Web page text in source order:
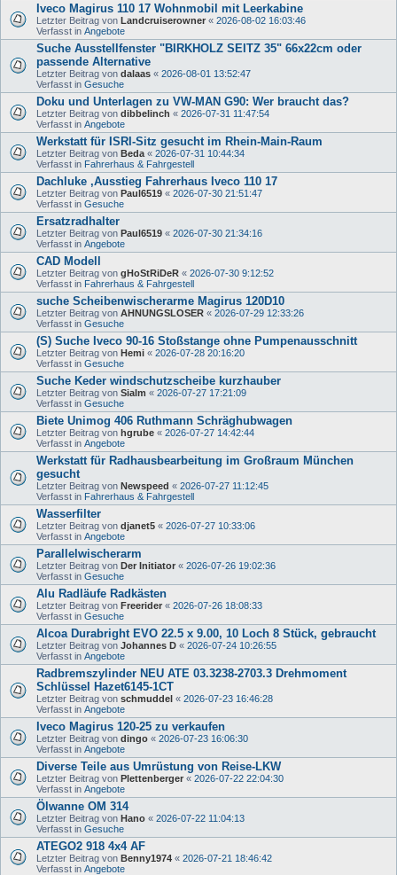
Iveco Magirus 110 17 Wohnmobil mit Leerkabine
Letzter Beitrag von Landcruiserowner « 2026-08-02 16:03:46
Verfasst in Angebote
Suche Ausstellfenster "BIRKHOLZ SEITZ 35" 66x22cm oder
passende Alternative
Letzter Beitrag von dalaas « 2026-08-01 13:52:47
Verfasst in Gesuche
Doku und Unterlagen zu VW-MAN G90: Wer braucht das?
Letzter Beitrag von dibbelinch « 2026-07-31 11:47:54
Verfasst in Angebote
Werkstatt für ISRI-Sitz gesucht im Rhein-Main-Raum
Letzter Beitrag von Beda « 2026-07-31 10:44:34
Verfasst in Fahrerhaus & Fahrgestell
Dachluke ,Ausstieg Fahrerhaus Iveco 110 17
Letzter Beitrag von Paul6519 « 2026-07-30 21:51:47
Verfasst in Gesuche
Ersatzradhalter
Letzter Beitrag von Paul6519 « 2026-07-30 21:34:16
Verfasst in Angebote
CAD Modell
Letzter Beitrag von gHoStRiDeR « 2026-07-30 9:12:52
Verfasst in Fahrerhaus & Fahrgestell
suche Scheibenwischerarme Magirus 120D10
Letzter Beitrag von AHNUNGSLOSER « 2026-07-29 12:33:26
Verfasst in Gesuche
(S) Suche Iveco 90-16 Stoßstange ohne Pumpenausschnitt
Letzter Beitrag von Hemi « 2026-07-28 20:16:20
Verfasst in Gesuche
Suche Keder windschutzscheibe kurzhauber
Letzter Beitrag von Sialm « 2026-07-27 17:21:09
Verfasst in Gesuche
Biete Unimog 406 Ruthmann Schräghubwagen
Letzter Beitrag von hgrube « 2026-07-27 14:42:44
Verfasst in Angebote
Werkstatt für Radhausbearbeitung im Großraum München
gesucht
Letzter Beitrag von Newspeed « 2026-07-27 11:12:45
Verfasst in Fahrerhaus & Fahrgestell
Wasserfilter
Letzter Beitrag von djanet5 « 2026-07-27 10:33:06
Verfasst in Angebote
Parallelwischerarm
Letzter Beitrag von Der Initiator « 2026-07-26 19:02:36
Verfasst in Gesuche
Alu Radläufe Radkästen
Letzter Beitrag von Freerider « 2026-07-26 18:08:33
Verfasst in Gesuche
Alcoa Durabright EVO 22.5 x 9.00, 10 Loch 8 Stück, gebraucht
Letzter Beitrag von Johannes D « 2026-07-24 10:26:55
Verfasst in Angebote
Radbremszylinder NEU ATE 03.3238-2703.3 Drehmoment
Schlüssel Hazet6145-1CT
Letzter Beitrag von schmuddel « 2026-07-23 16:46:28
Verfasst in Angebote
Iveco Magirus 120-25 zu verkaufen
Letzter Beitrag von dingo « 2026-07-23 16:06:30
Verfasst in Angebote
Diverse Teile aus Umrüstung von Reise-LKW
Letzter Beitrag von Plettenberger « 2026-07-22 22:04:30
Verfasst in Angebote
Ölwanne OM 314
Letzter Beitrag von Hano « 2026-07-22 11:04:13
Verfasst in Gesuche
ATEGO2 918 4x4 AF
Letzter Beitrag von Benny1974 « 2026-07-21 18:46:42
Verfasst in Angebote